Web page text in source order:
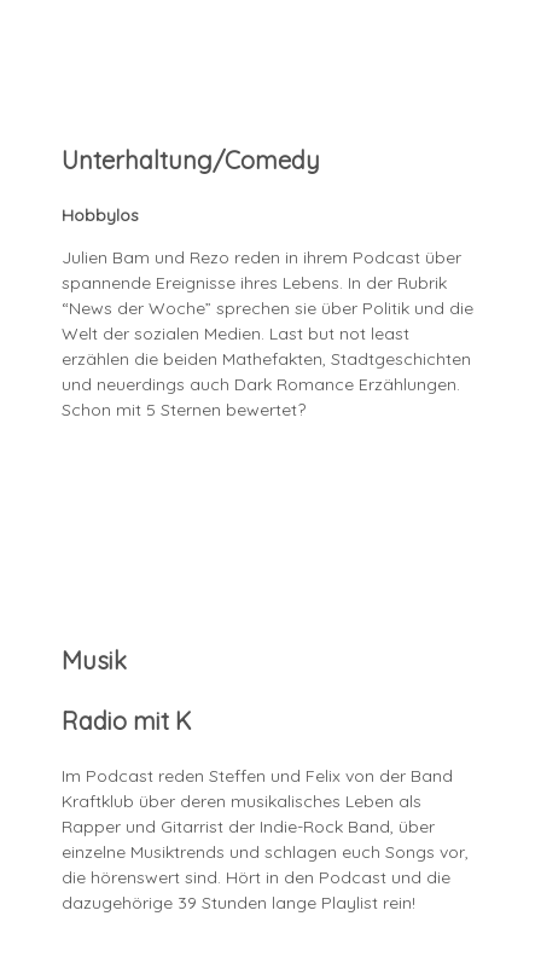
Unterhaltung/Comedy
Hobbylos
Julien Bam und Rezo reden in ihrem Podcast über
spannende Ereignisse ihres Lebens. In der Rubrik
“News der Woche” sprechen sie über Politik und die
Welt der sozialen Medien. Last but not least
erzählen die beiden Mathefakten, Stadtgeschichten
und neuerdings auch Dark Romance Erzählungen.
Schon mit 5 Sternen bewertet?
Musik
Radio mit K
Im Podcast reden Steffen und Felix von der Band
Kraftklub über deren musikalisches Leben als
Rapper und Gitarrist der Indie-Rock Band, über
einzelne Musiktrends und schlagen euch Songs vor,
die hörenswert sind. Hört in den Podcast und die
dazugehörige 39 Stunden lange Playlist rein!